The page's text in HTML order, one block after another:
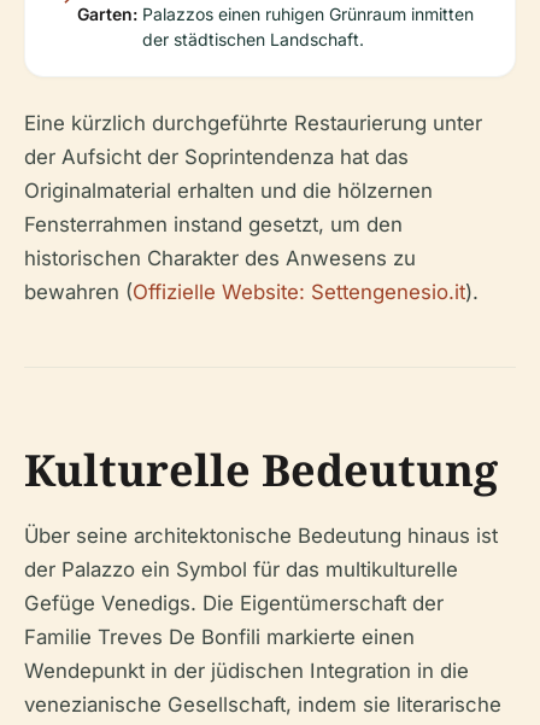
Garten: Palazzos einen ruhigen Grünraum inmitten
der städtischen Landschaft.
Eine kürzlich durchgeführte Restaurierung unter
der Aufsicht der Soprintendenza hat das
Originalmaterial erhalten und die hölzernen
Fensterrahmen instand gesetzt, um den
historischen Charakter des Anwesens zu
bewahren (Offizielle Website: Settengenesio.it).
Kulturelle Bedeutung
Über seine architektonische Bedeutung hinaus ist
der Palazzo ein Symbol für das multikulturelle
Gefüge Venedigs. Die Eigentümerschaft der
Familie Treves De Bonfili markierte einen
Wendepunkt in der jüdischen Integration in die
venezianische Gesellschaft, indem sie literarische